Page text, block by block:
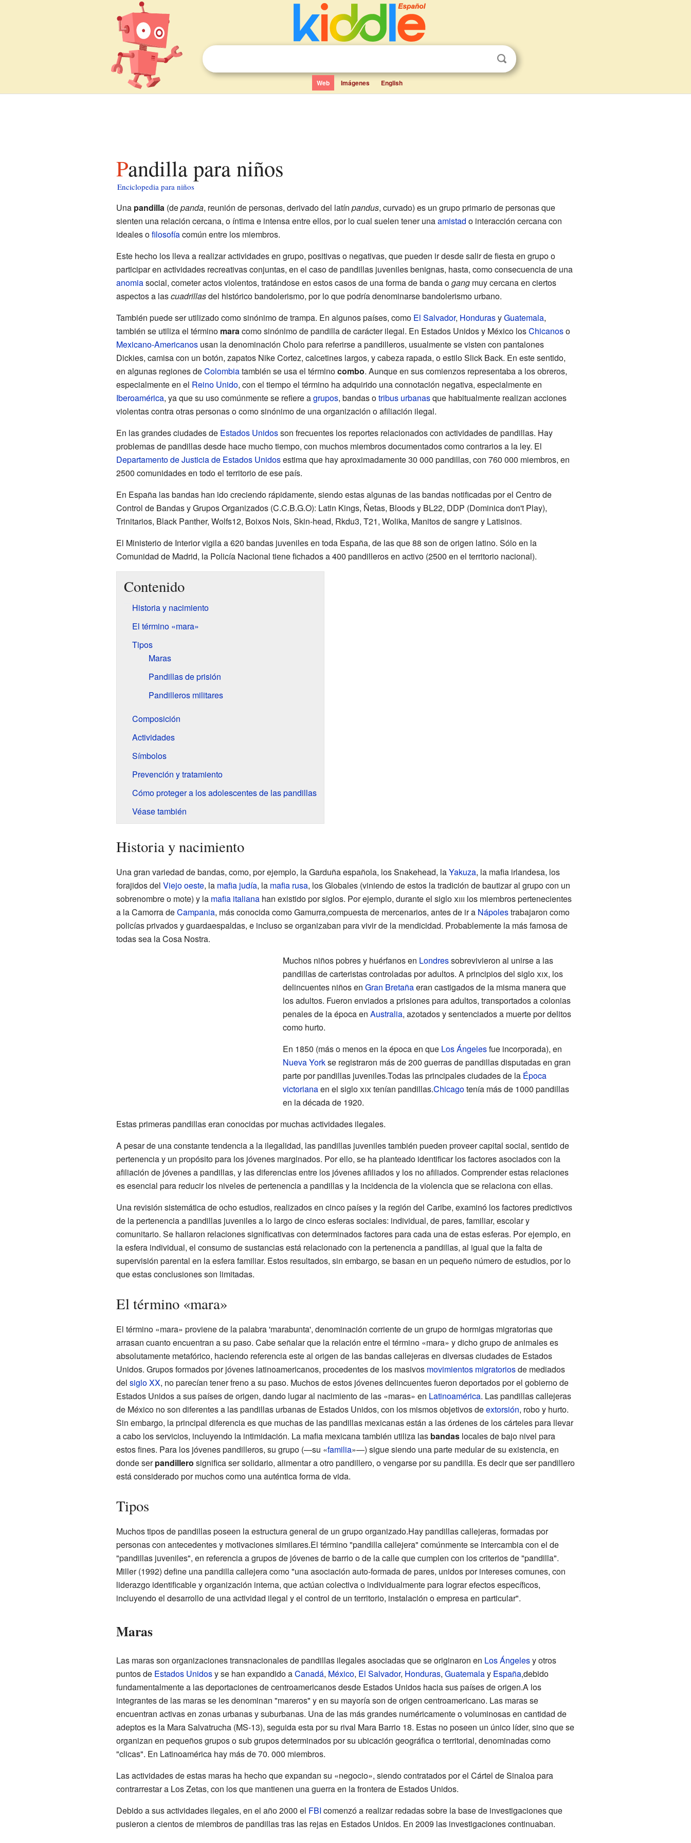
Web Imágenes English
Pandilla para niños
Enciclopedia para niños
Una pandilla(depanda, reunión de personas, derivado del latín pandus, curvado) es un grupo primario de personas que
sienten una relación cercana, o íntima e intensa entre ellos, por lo cual suelen tener unaamistad o interacción cercana con
ideales ofilosofíacomún entre los miembros.
Este hecho los lleva a realizar actividades en grupo, positivas o negativas, que pueden ir desde salir de fiesta en grupo o
participar en actividades recreativas conjuntas, en el caso de pandillas juveniles benignas, hasta, como consecuencia de una
anomiasocial, cometer actos violentos, tratándose en estos casos de una forma de banda ogangmuy cercana en ciertos
aspectos a lascuadrillasdel histórico bandolerismo, por lo que podría denominarse bandolerismo urbano.
También puede ser utilizado como sinónimo de trampa. En algunos países, como El Salvador, HondurasyGuatemala,
también se utiliza el término maracomo sinónimo de pandilla de carácter ilegal. En Estados Unidos y México losChicanoso
Mexicano-Americanosusan la denominación Cholo para referirse a pandilleros, usualmente se visten con pantalones
Dickies, camisa con un botón, zapatos Nike Cortez, calcetines largos, y cabeza rapada, o estilo Slick Back. En este sentido,
en algunas regiones deColombiatambién se usa el términocombo. Aunque en sus comienzos representaba a los obreros,
especialmente en el Reino Unido, con el tiempo el término ha adquirido una connotación negativa, especialmente en
Iberoamérica, ya que su uso comúnmente se refiere agrupos, bandas otribus urbanasque habitualmente realizan acciones
violentas contra otras personas o como sinónimo de una organización o afiliación ilegal.
En las grandes ciudades de Estados Unidosson frecuentes los reportes relacionados con actividades de pandillas. Hay
problemas de pandillas desde hace mucho tiempo, con muchos miembros documentados como contrarios a la ley. El
Departamento de Justicia de Estados Unidosestima que hay aproximadamente 30 000 pandillas, con 760 000 miembros, en
2500 comunidades en todo el territorio de ese país.
En España las bandas han ido creciendo rápidamente, siendo estas algunas de las bandas notificadas por el Centro de
Control de Bandas y Grupos Organizados (C.C.B.G.O): Latin Kings, Ñetas, Bloods y BL22, DDP (Dominica don't Play),
Trinitarios, Black Panther, Wolfs12, Boixos Nois, Skin-head, Rkdu3, T21, Wolika, Manitos de sangre y Latisinos.
El Ministerio de Interior vigila a 620 bandas juveniles en toda España, de las que 88 son de origen latino. Sólo en la
Comunidad de Madrid, la Policía Nacional tiene fichados a 400 pandilleros en activo (2500 en el territorio nacional).
Contenido
Historia y nacimiento
El término «mara»
Tipos
Maras
Pandillas de prisión
Pandilleros militares
Composición
Actividades
Símbolos
Prevención y tratamiento
Cómo proteger a los adolescentes de las pandillas
Véase también
Historia y nacimiento
Una gran variedad de bandas, como, por ejemplo, la Garduña española, los Snakehead, laYakuza, la mafia irlandesa, los
forajidos del Viejo oeste, la mafia judía, la mafia rusa, los Globales (viniendo de estos la tradición de bautizar al grupo con un
sobrenombre o mote) y la mafia italianahan existido por siglos. Por ejemplo, durante el sigloxiii los miembros pertenecientes
a la Camorra deCampania, más conocida como Gamurra,compuesta de mercenarios, antes de ir a Nápolestrabajaron como
policías privados y guardaespaldas, e incluso se organizaban para vivir de la mendicidad. Probablemente la más famosa de
todas sea la Cosa Nostra.
Muchos niños pobres y huérfanos en Londressobrevivieron al unirse a las
pandillas de carteristas controladas por adultos. A principios del sigloxix, los
delincuentes niños en Gran Bretañaeran castigados de la misma manera que
los adultos. Fueron enviados a prisiones para adultos, transportados a colonias
penales de la época en Australia, azotados y sentenciados a muerte por delitos
como hurto.
En 1850 (más o menos en la época en que Los Ángelesfue incorporada), en
Nueva Yorkse registraron más de 200 guerras de pandillas disputadas en gran
parte por pandillas juveniles.Todas las principales ciudades de la Época
victorianaen el sigloxixtenían pandillas.Chicagotenía más de 1000 pandillas
en la década de 1920.
Estas primeras pandillas eran conocidas por muchas actividades ilegales.
A pesar de una constante tendencia a la ilegalidad, las pandillas juveniles también pueden proveer capital social, sentido de
pertenencia y un propósito para los jóvenes marginados. Por ello, se ha planteado identificar los factores asociados con la
afiliación de jóvenes a pandillas, y las diferencias entre los jóvenes afiliados y los no afiliados. Comprender estas relaciones
es esencial para reducir los niveles de pertenencia a pandillas y la incidencia de la violencia que se relaciona con ellas.
Una revisión sistemática de ocho estudios, realizados en cinco países y la región del Caribe, examinó los factores predictivos
de la pertenencia a pandillas juveniles a lo largo de cinco esferas sociales: individual, de pares, familiar, escolar y
comunitario. Se hallaron relaciones significativas con determinados factores para cada una de estas esferas. Por ejemplo, en
la esfera individual, el consumo de sustancias está relacionado con la pertenencia a pandillas, al igual que la falta de
supervisión parental en la esfera familiar. Estos resultados, sin embargo, se basan en un pequeño número de estudios, por lo
que estas conclusiones son limitadas.
El término «mara»
El término «mara» proviene de la palabra 'marabunta', denominación corriente de un grupo de hormigas migratorias que
arrasan cuanto encuentran a su paso. Cabe señalar que la relación entre el término «mara» y dicho grupo de animales es
absolutamente metafórico, haciendo referencia este al origen de las bandas callejeras en diversas ciudades de Estados
Unidos. Grupos formados por jóvenes latinoamericanos, procedentes de los masivos movimientos migratoriosde mediados
del siglo XX, no parecían tener freno a su paso. Muchos de estos jóvenes delincuentes fueron deportados por el gobierno de
Estados Unidos a sus países de origen, dando lugar al nacimiento de las «maras» en Latinoamérica. Las pandillas callejeras
de México no son diferentes a las pandillas urbanas de Estados Unidos, con los mismos objetivos deextorsión, robo y hurto.
Sin embargo, la principal diferencia es que muchas de las pandillas mexicanas están a las órdenes de los cárteles para llevar
a cabo los servicios, incluyendo la intimidación. La mafia mexicana también utiliza las bandaslocales de bajo nivel para
estos fines. Para los jóvenes pandilleros, su grupo (—su «familia»—) sigue siendo una parte medular de su existencia, en
donde serpandillero significa ser solidario, alimentar a otro pandillero, o vengarse por su pandilla. Es decir que ser pandillero
está considerado por muchos como una auténtica forma de vida.
Tipos
Muchos tipos de pandillas poseen la estructura general de un grupo organizado.Hay pandillas callejeras, formadas por
personas con antecedentes y motivaciones similares.El término "pandilla callejera" comúnmente se intercambia con el de
"pandillas juveniles", en referencia a grupos de jóvenes de barrio o de la calle que cumplen con los criterios de "pandilla".
Miller (1992) define una pandilla callejera como "una asociación auto-formada de pares, unidos por intereses comunes, con
liderazgo identificable y organización interna, que actúan colectiva o individualmente para lograr efectos específicos,
incluyendo el desarrollo de una actividad ilegal y el control de un territorio, instalación o empresa en particular".
Maras
Las maras son organizaciones transnacionales de pandillas ilegales asociadas que se originaron en Los Ángelesy otros
puntos de Estados Unidosy se han expandido aCanadá, México, El Salvador, Honduras, Guatemalay España,debido
fundamentalmente a las deportaciones de centroamericanos desde Estados Unidos hacia sus países de origen.A los
integrantes de las maras se les denominan "mareros" y en su mayoría son de origen centroamericano. Las maras se
encuentran activas en zonas urbanas y suburbanas. Una de las más grandes numéricamente o voluminosas en cantidad de
adeptos es la Mara Salvatrucha (MS-13), seguida esta por su rival Mara Barrio 18. Estas no poseen un único líder, sino que se
organizan en pequeños grupos o sub grupos determinados por su ubicación geográfica o territorial, denominadas como
"clicas". En Latinoamérica hay más de 70. 000 miembros.
Las actividades de estas maras ha hecho que expandan su «negocio», siendo contratados por el Cártel de Sinaloa para
contrarrestar a Los Zetas, con los que mantienen una guerra en la frontera de Estados Unidos.
Debido a sus actividades ilegales, en el año 2000 el FBI comenzó a realizar redadas sobre la base de investigaciones que
pusieron a cientos de miembros de pandillas tras las rejas en Estados Unidos. En 2009 las investigaciones continuaban.